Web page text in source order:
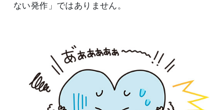
ない発作」ではありません。